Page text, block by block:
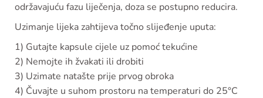
održavajuću fazu liječenja, doza se postupno reducira.
Uzimanje lijeka zahtijeva točno slijeđenje uputa:
1) Gutajte kapsule cijele uz pomoć tekućine
2) Nemojte ih žvakati ili drobiti
3) Uzimate natašte prije prvog obroka
4) Čuvajte u suhom prostoru na temperaturi do 25°C